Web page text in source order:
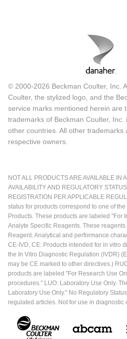
© 2000-2026 Beckman Coulter, Inc.
Coulter, the stylized logo, and the
service marks mentioned herein are
trademarks of Beckman Coulter, Inc.
other countries. All other
respective owners.
NOT ALL PRODUCTS ARE AVAILABLE IN
AVAILABILITY AND REGULATORY
REGISTRATION PER APPLICABLE
status for products correspond to one of
Products. These products are labeled "For
Analyte Specific Reagents. These
Reagent. Analytical and performance
CE-IVD, CE: Products intended for in vitro
the In Vitro Diagnostic Regulation (IVDR)
may be CE marked to other directives.)
products are labeled "For Research Use
procedures." LUO: Laboratory Use Only.
Laboratory Use Only." No Regulatory
regulated articles. Not for use in diagnostic